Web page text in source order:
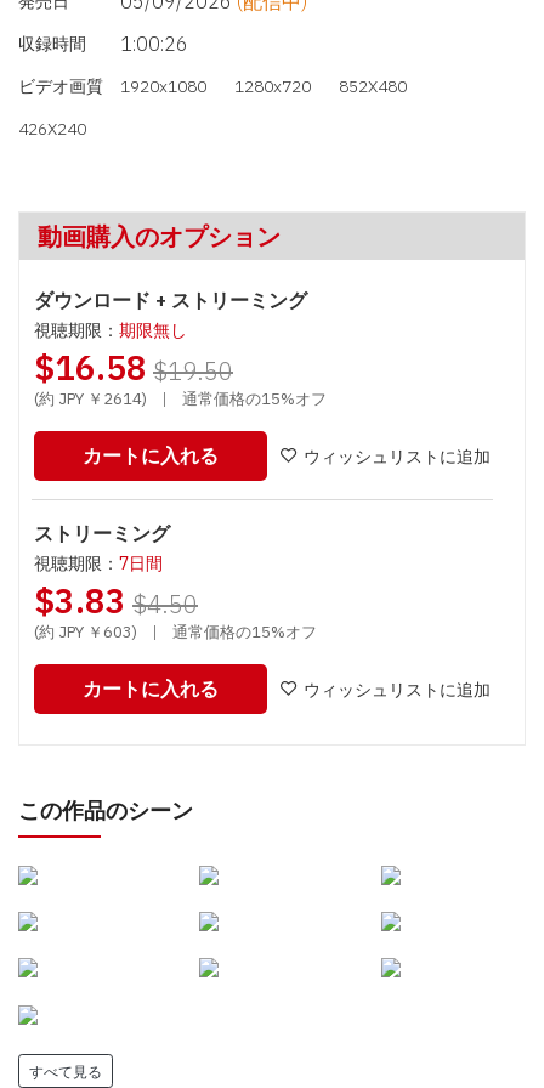
収録時間 1:00:26
ビデオ画質 1920x1080 1280x720
852X480
426X240
動画購入のオプション
ダウンロード + ストリーミング
視聴期限： 期限無し
$16.58 $19.50
(約 JPY ￥2614) | 通常価格の15%オフ
カートに入れる ウィッシュリストに追加
ストリーミング
視聴期限： 7日間
$3.83 $4.50
(約 JPY ￥603) | 通常価格の15%オフ
カートに入れる ウィッシュリストに追加
この作品のシーン
すべて見る